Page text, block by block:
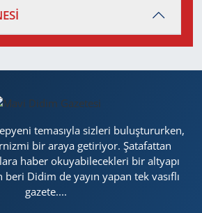
temasıyla sizleri buluştururken,
bir araya getiriyor. Şatafattan
haber okuyabilecekleri bir altyapı
Didim de yayın yapan tek vasıflı
gazete....